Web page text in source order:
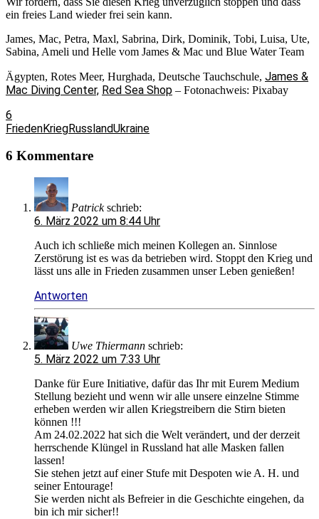
ein freies Land wieder frei sein kann.
James, Mac, Petra, Maxl, Sabrina, Dirk, Dominik, Tobi, Luisa, Ute,
Sabina, Ameli und Helle vom James & Mac und Blue Water Team
Ägypten, Rotes Meer, Hurghada, Deutsche Tauchschule, James &
Mac Diving Center, Red Sea Shop – Fotonachweis: Pixabay
6
FriedenKriegRusslandUkraine
6 Kommentare
Patrickschrieb:
6. März 2022 um 8:44 Uhr
Auch ich schließe mich meinen Kollegen an. Sinnlose
Zerstörung ist es was da betrieben wird. Stoppt den Krieg und
lässt uns alle in Frieden zusammen unser Leben genießen!
Antworten
Uwe Thiermann schrieb:
5. März 2022 um 7:33 Uhr
Danke für Eure Initiative, dafür das Ihr mit Eurem Medium
Stellung bezieht und wenn wir alle unsere einzelne Stimme
erheben werden wir allen Kriegstreibern die Stirn bieten
können !!!
Am 24.02.2022 hat sich die Welt verändert, und der derzeit
herrschende Klüngel in Russland hat alle Masken fallen
lassen!
Sie stehen jetzt auf einer Stufe mit Despoten wie A. H. und
seiner Entourage!
Sie werden nicht als Befreier in die Geschichte eingehen, da
bin ich mir sicher!!